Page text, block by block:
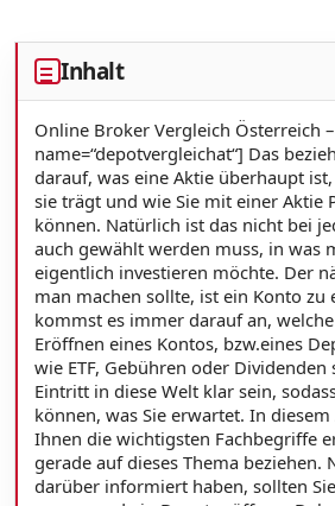
Inhalt
Online Broker Vergleich Österreich
name=“depotvergleichat“] Das
darauf, was eine Aktie überhaupt
sie trägt und wie Sie mit einer Aktie
können. Natürlich ist das nicht bei
auch gewählt werden muss, in was
eigentlich investieren möchte. Der
man machen sollte, ist ein Konto zu
kommst es immer darauf an,
Eröffnen eines Kontos, bzw.eines
wie ETF, Gebühren oder
Eintritt in diese Welt klar sein,
können, was Sie erwartet. In
Ihnen die wichtigsten Fachbegriffe
gerade auf dieses Thema beziehen.
darüber informiert haben, sollten